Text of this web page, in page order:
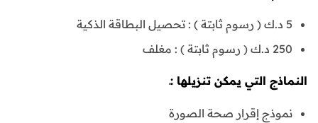
5 د.ك ( رسوم ثابتة ) : تحصيل البطاقة الذكية
250 د.ك ( رسوم ثابتة ) : مغلف
النماذج التي يمكن تنزيلها :ـ
نموذج إقرار صحة الصورة